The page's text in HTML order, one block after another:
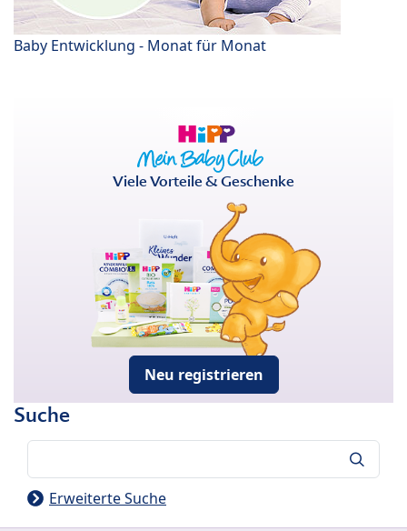
Baby Entwicklung - Monat für Monat
Viele Vorteile & Geschenke
Neu registrieren
Suche
Erweiterte Suche